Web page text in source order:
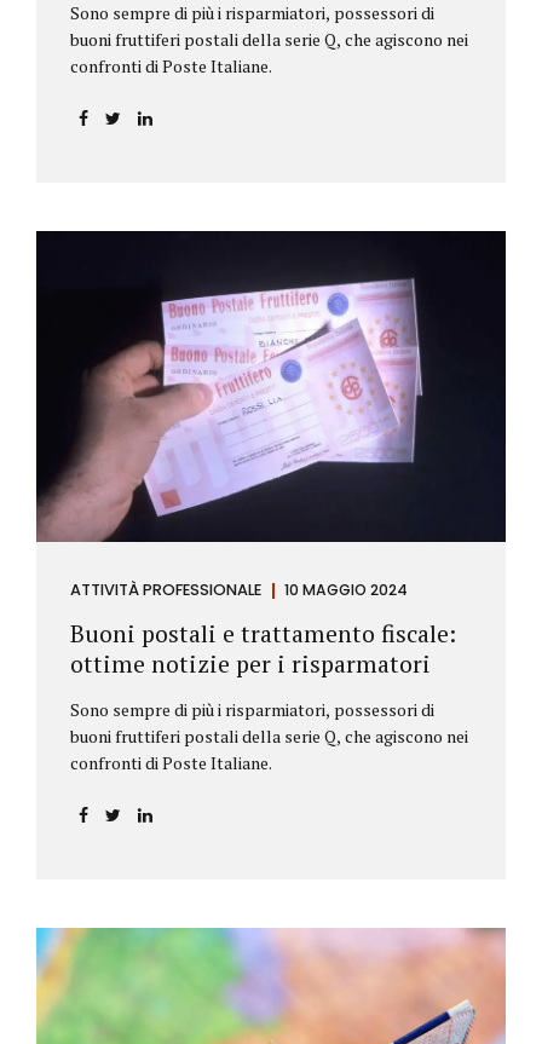
Sono sempre di più i risparmiatori, possessori di
buoni fruttiferi postali della serie Q, che agiscono nei
confronti di Poste Italiane.
ATTIVITÀ PROFESSIONALE 10 MAGGIO 2024
Buoni postali e trattamento fiscale:
ottime notizie per i risparmatori
Sono sempre di più i risparmiatori, possessori di
buoni fruttiferi postali della serie Q, che agiscono nei
confronti di Poste Italiane.